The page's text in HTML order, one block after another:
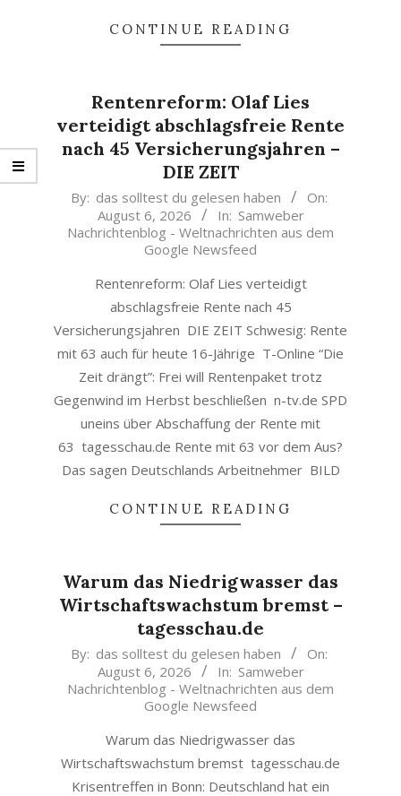
CONTINUE READING
Rentenreform: Olaf Lies
verteidigt abschlagsfreie Rente
nach 45 Versicherungsjahren –
DIE ZEIT
2026-
06
By: das solltest du gelesen haben
On:
August 6, 2026
In: Samweber
Nachrichtenblog - Weltnachrichten aus dem
Google Newsfeed
Rentenreform: Olaf Lies verteidigt
abschlagsfreie Rente nach 45
Versicherungsjahren DIE ZEIT Schwesig: Rente
mit 63 auch für heute 16-Jährige T-Online “Die
Zeit drängt”: Frei will Rentenpaket trotz
Gegenwind im Herbst beschließen n-tv.de SPD
uneins über Abschaffung der Rente mit
63 tagesschau.de Rente mit 63 vor dem Aus?
Das sagen Deutschlands Arbeitnehmer BILD
CONTINUE READING
Warum das Niedrigwasser das
Wirtschaftswachstum bremst –
tagesschau.de
2026-
06
By: das solltest du gelesen haben
On:
August 6, 2026
In: Samweber
Nachrichtenblog - Weltnachrichten aus dem
Google Newsfeed
Warum das Niedrigwasser das
Wirtschaftswachstum bremst tagesschau.de
Krisentreffen in Bonn: Deutschland hat ein